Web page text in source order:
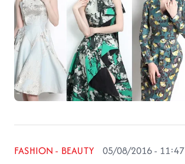
FASHION - BEAUTY 05/08/2016 - 11:47